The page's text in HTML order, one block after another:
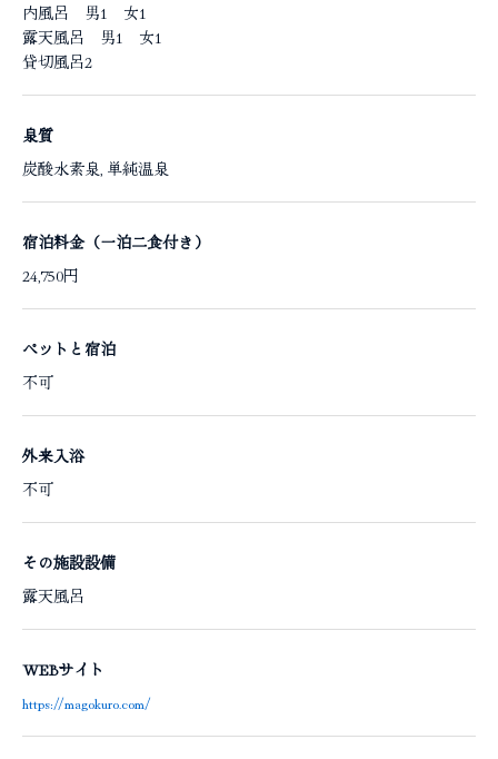
内風呂 男1 女1
露天風呂 男1 女1
貸切風呂2
泉質
炭酸水素泉, 単純温泉
宿泊料金（一泊二食付き）
24,750円
ペットと宿泊
不可
外来入浴
不可
その施設設備
露天風呂
WEBサイト
https://magokuro.com/